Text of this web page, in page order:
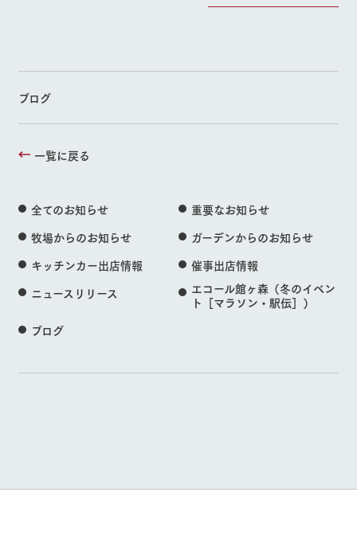
ブログ
一覧に戻る
全てのお知らせ
重要なお知らせ
牧場からのお知らせ
ガーデンからのお知らせ
キッチンカー出店情報
催事出店情報
ニュースリリース
エコール館ヶ森（冬のイベン
ト［マラソン・駅伝］）
ブログ